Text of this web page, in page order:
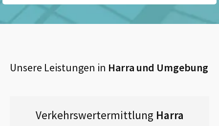
Unsere Leistungen in Harra und Umgebung
Verkehrswertermittlung Harra